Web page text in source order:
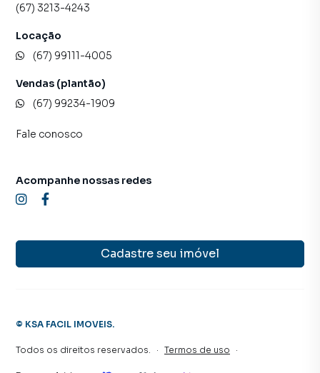
(67) 3213-4243
Locação
(67) 99111-4005
Vendas (plantão)
(67) 99234-1909
Fale conosco
Cadastre seu imóvel
Acompanhe nossas redes
© KSA FACIL IMOVEIS.
Todos os direitos reservados. · Termos de uso ·